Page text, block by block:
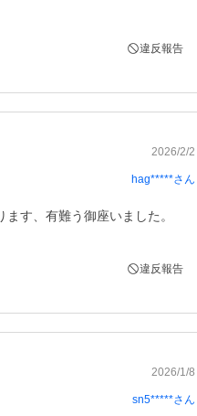
違反報告
2026/2/2
hag*****さん
す、有難う御座いました。
違反報告
2026/1/8
sn5*****さん